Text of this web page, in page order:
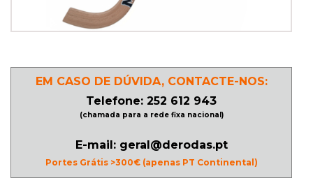
LINHA
ROLLER
EM CASO DE DÚVIDA, CONTACTE-NOS:
Telefone: 252 612 943
(chamada para a rede fixa nacional)
E-mail: geral@derodas.pt
Portes Grátis >300€ (apenas PT Continental)